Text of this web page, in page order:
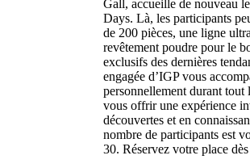
Gall, accueille de nouveau
Days. Là, les participants
de 200 pièces, une ligne
revêtement poudre pour le
exclusifs des dernières
engagée d’IGP vous
personnellement durant tout
vous offrir une expérience
découvertes et en
nombre de participants est
30. Réservez votre place